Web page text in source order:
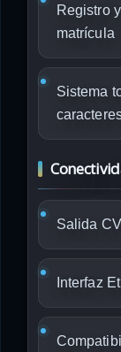
Registro
matrícula
Sistema
Salida
Interfaz